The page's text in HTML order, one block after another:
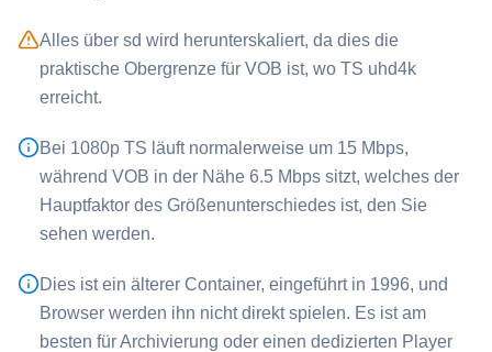
Alles über sd wird herunterskaliert, da dies die
praktische Obergrenze für ⁦VOB⁩ ist, wo ⁦TS⁩ uhd4k
erreicht.
Bei 1080p ⁦TS⁩ läuft normalerweise um 15 Mbps,
während ⁦VOB⁩ in der Nähe 6.5 Mbps sitzt, welches der
Hauptfaktor des Größenunterschiedes ist, den Sie
sehen werden.
Dies ist ein älterer Container, eingeführt in 1996, und
Browser werden ihn nicht direkt spielen. Es ist am
besten für Archivierung oder einen dedizierten Player